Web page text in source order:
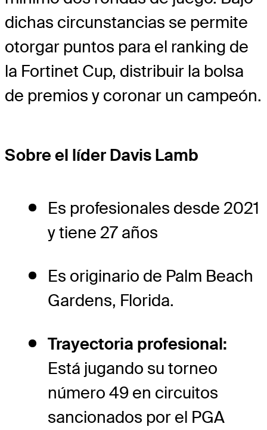
dichas circunstancias se permite
otorgar puntos para el ranking de
la Fortinet Cup, distribuir la bolsa
de premios y coronar un campeón.
Sobre el líder Davis Lamb
Es profesionales desde 2021
y tiene 27 años
Es originario de Palm Beach
Gardens, Florida.
Trayectoria profesional:
Está jugando su torneo
número 49 en circuitos
sancionados por el PGA